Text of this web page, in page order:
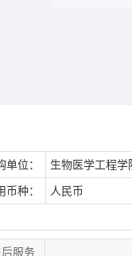
单位： 生物医学工程学
币种： 人民币
服务